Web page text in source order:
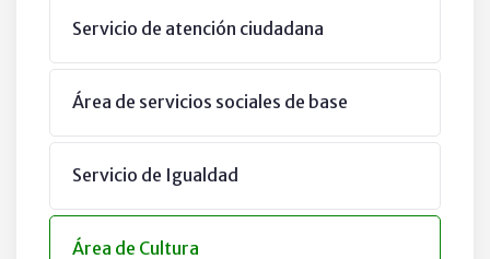
Servicio de atención ciudadana
Área de servicios sociales de base
Servicio de Igualdad
Área de Cultura